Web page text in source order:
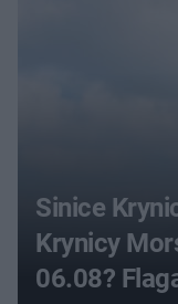
Sinice
Krynicy
06.08?